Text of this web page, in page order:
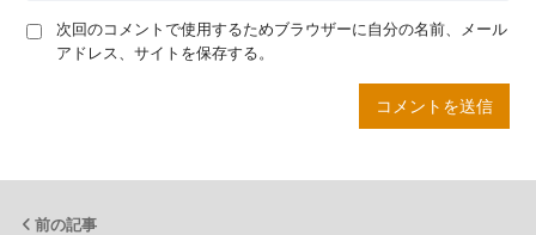
次回のコメントで使用するためブラウザーに自分の名前、メール
アドレス、サイトを保存する。
前の記事